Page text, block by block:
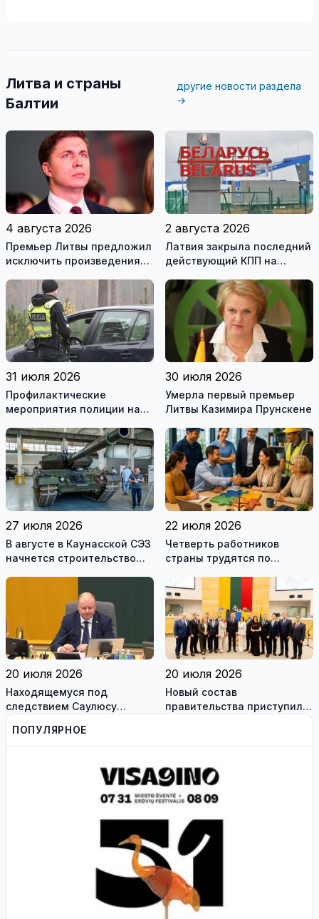
Литва и страны
Балтии
другие новости раздела
→
4 августа 2026
Премьер Литвы предложил
исключить произведения
рекомендуемой
литературы
2 августа 2026
Латвия закрыла последний
действующий КПП на
31 июля 2026
Профилактические
мероприятия полиции на
30 июля 2026
Умерла первый премьер
Литвы Казимира Прунскене
27 июля 2026
В августе в Каунасской СЭЗ
начнется строительство
22 июля 2026
Четверть работников
страны трудятся по
это выгодно и
сотрудникам, и
работодателям
20 июля 2026
Находящемуся под
следствием Саулюсу
Сквернялису временно
разрешили выехать за
границу
20 июля 2026
Новый состав
правительства приступил к
ПОПУЛЯРНОЕ